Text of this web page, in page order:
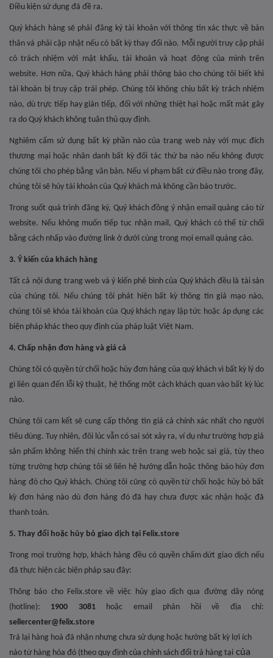
Điều kiện sử dụng đã đề ra.
Quý khách hàng sẽ phải đăng ký tài khoản với thông tin xác thực về bản
thân và phải cập nhật nếu có bất kỳ thay đổi nào. Mỗi người truy cập phải
có trách nhiệm với mật khẩu, tài khoản và hoạt động của mình trên
website. Hơn nữa, Quý khách hàng phải thông báo cho chúng tôi biết khi
tài khoản bị truy cập trái phép. Chúng tôi không chịu bất kỳ trách nhiệm
nào, dù trực tiếp hay gián tiếp, đối với những thiệt hại hoặc mất mát gây
ra do Quý khách không tuân thủ quy định.
Nghiêm cấm sử dụng bất kỳ phần nào của trang web này với mục đích
thương mại hoặc nhân danh bất kỳ đối tác thứ ba nào nếu không được
chúng tôi cho phép bằng văn bản. Nếu vi phạm bất cứ điều nào trong đây,
chúng tôi sẽ hủy tài khoản của Quý khách mà không cần báo trước.
Trong suốt quá trình đăng ký, Quý khách đồng ý nhận email quảng cáo từ
website. Nếu không muốn tiếp tục nhận mail, Quý khách có thể từ chối
bằng cách nhấp vào đường link ở dưới cùng trong mọi email quảng cáo.
3. Ý kiến của khách hàng
Tất cả nội dung trang web và ý kiến phê bình của Quý khách đều là tài sản
của chúng tôi. Nếu chúng tôi phát hiện bất kỳ thông tin giả mạo nào,
chúng tôi sẽ khóa tài khoản của Quý khách ngay lập tức hoặc áp dụng các
biện pháp khác theo quy định của pháp luật Việt Nam.
4. Chấp nhận đơn hàng và giá cả
Chúng tôi có quyền từ chối hoặc hủy đơn hàng của quý khách vì bất kỳ lý do
gì liên quan đến lỗi kỹ thuật, hệ thống một cách khách quan vào bất kỳ lúc
nào.
Chúng tôi cam kết sẽ cung cấp thông tin giá cả chính xác nhất cho người
tiêu dùng. Tuy nhiên, đôi lúc vẫn có sai sót xảy ra, ví dụ như trường hợp giá
sản phẩm không hiển thị chính xác trên trang web hoặc sai giá, tùy theo
từng trường hợp chúng tôi sẽ liên hệ hướng dẫn hoặc thông báo hủy đơn
hàng đó cho Quý khách. Chúng tôi cũng có quyền từ chối hoặc hủy bỏ bất
kỳ đơn hàng nào dù đơn hàng đó đã hay chưa được xác nhận hoặc đã
thanh toán.
5. Thay đổi hoặc hủy bỏ giao dịch tại Felix.store
Trong mọi trường hợp, khách hàng đều có quyền chấm dứt giao dịch nếu
đã thực hiện các biện pháp sau đây:
Thông báo cho Felix.store về việc hủy giao dịch qua đường dây nóng
(hotline): 1900 3081hoặc email phản hồi về địa chỉ:
sellercenter@felix.store
Trả lại hàng hoá đã nhận nhưng chưa sử dụng hoặc hưởng bất kỳ lợi ích
nào từ hàng hóa đó (theo quy định của chính sách đổi trả hàng tại của